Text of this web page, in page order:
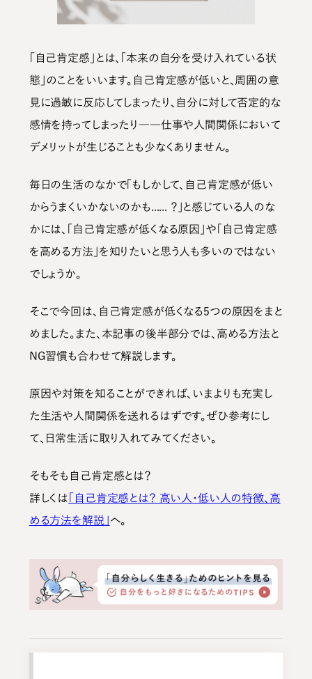
「自己肯定感」とは、
「本来の自分を受け入れている状
態」 のことをいいます。自己肯定感が低いと、周囲の意
見に過敏に反応してしまったり、自分に対して否定的な
感情を持ってしまったり――仕事や人間関係において
デメリットが生じることも少なくありません。
毎日の生活のなかで「もしかして、自己肯定感が低い
からうまくいかないのかも...... ？」と感じている人のな
かには、
「自己肯定感が低くなる原因」 や 「自己肯定感
を高める方法」 を知りたいと思う人も多いのではない
でしょうか。
そこで今回は、 自己肯定感が低くなる5つの原因をまと
めました。また、本記事の後半部分では、 高める方法と
NG習慣も合わせて解説します。
原因や対策を知ることができれば、いまよりも充実し
た生活や人間関係を送れるはずです。ぜひ参考にし
て、日常生活に取り入れてみてください。
そもそも自己肯定感とは？
詳しくは
「自己肯定感とは？ 高い人・低い人の特徴、高
める方法を解説」 へ。